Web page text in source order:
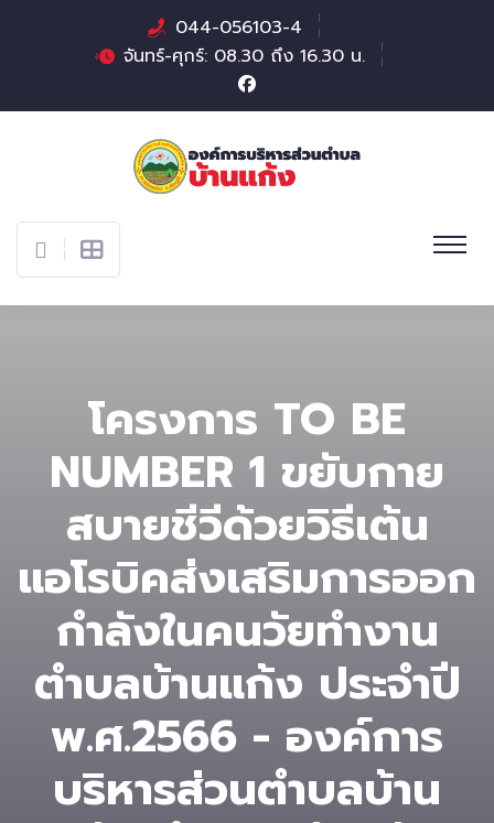
044-056103-4
จันทร์-ศุกร์: 08.30 ถึง 16.30 น.
โครงการ TO BE
NUMBER 1 ขยับกาย
สบายชีวีด้วยวิธีเต้น
แอโรบิคส่งเสริมการออก
กำลังในคนวัยทำงาน
ตำบลบ้านแก้ง ประจำปี
พ.ศ.2566 - องค์การ
บริหารส่วนตําบลบ้าน